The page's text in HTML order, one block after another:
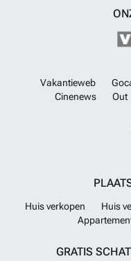
Vakantieweb
Cinenews
Out
Huis verkopen Huis
GRATIS